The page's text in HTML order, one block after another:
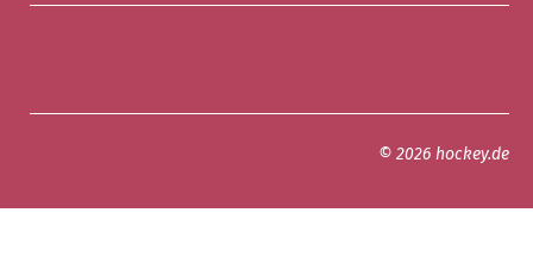
© 2026 hockey.de